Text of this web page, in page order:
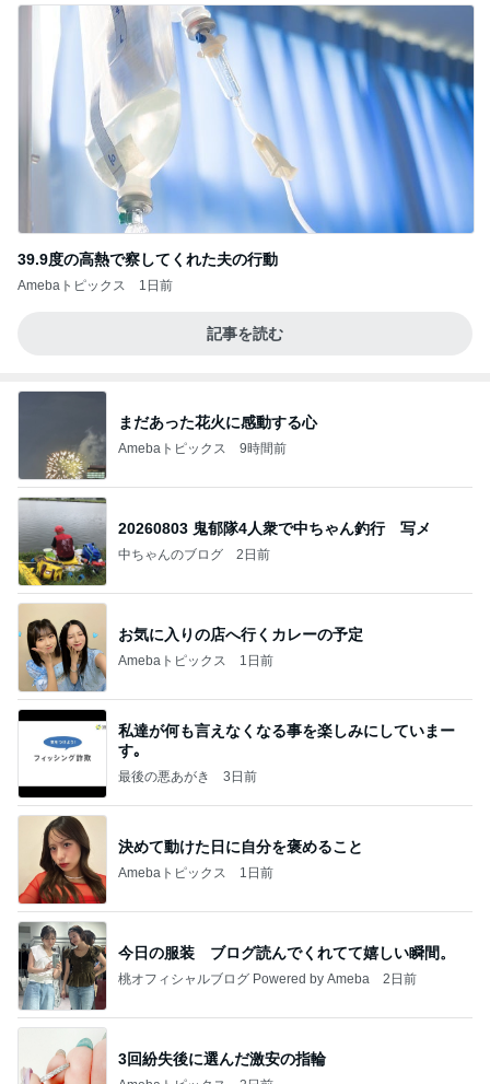
39.9度の高熱で察してくれた夫の行動
Amebaトピックス 1日前
記事を読む
まだあった花火に感動する心
Amebaトピックス 9時間前
20260803 鬼郁隊4人衆で中ちゃん釣行 写メ
中ちゃんのブログ 2日前
お気に入りの店へ行くカレーの予定
Amebaトピックス 1日前
私達が何も言えなくなる事を楽しみにしていまー
す｡
最後の悪あがき 3日前
決めて動けた日に自分を褒めること
Amebaトピックス 1日前
今日の服装 ブログ読んでくれてて嬉しい瞬間。
桃オフィシャルブログ Powered by Ameba 2日前
3回紛失後に選んだ激安の指輪